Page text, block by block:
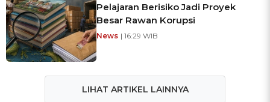
Pelajaran Berisiko Jadi Proyek
Besar Rawan Korupsi
News | 16:29 WIB
LIHAT ARTIKEL LAINNYA